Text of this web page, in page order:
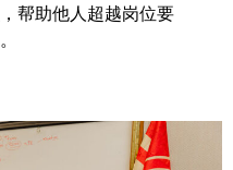
帮助他人超越岗位要